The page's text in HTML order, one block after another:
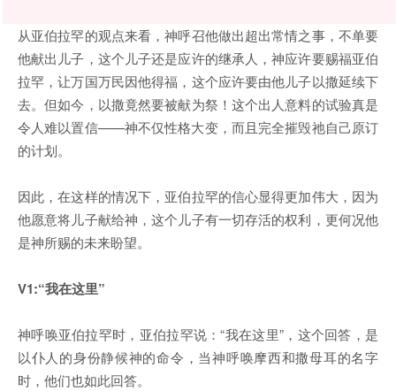
从亚伯拉罕的观点来看，神呼召他做出超出常情之事，不单要
他献出儿子，这个儿子还是应许的继承人，神应许要赐福亚伯
拉罕，让万国万民因他得福，这个应许要由他儿子以撒延续下
去。但如今，以撒竟然要被献为祭！这个出人意料的试验真是
令人难以置信——神不仅性格大变，而且完全摧毁祂自己原订
的计划。
因此，在这样的情况下，亚伯拉罕的信心显得更加伟大，因为
他愿意将儿子献给神，这个儿子有一切存活的权利，更何况他
是神所赐的未来盼望。
V1:“我在这里”
神呼唤亚伯拉罕时，亚伯拉罕说：“我在这里”，这个回答，是
以仆人的身份静候神的命令，当神呼唤摩西和撒母耳的名字
时，他们也如此回答。